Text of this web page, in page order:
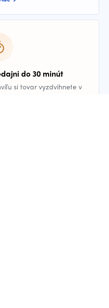
do 30 minút
si tovar vyzdvihnete v